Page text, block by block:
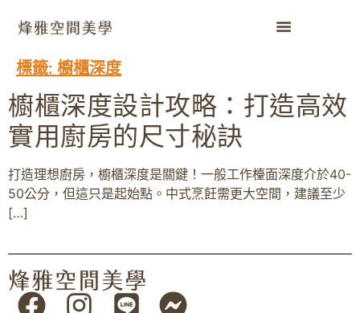
標籤: 櫥櫃深度
櫥櫃深度設計攻略：打造高效
實用廚房的尺寸秘訣
打造理想廚房，櫥櫃深度是關鍵！一般工作檯面深度介於40-
50公分，但這只是起始點。中式烹飪需更大空間，建議至少
[…]